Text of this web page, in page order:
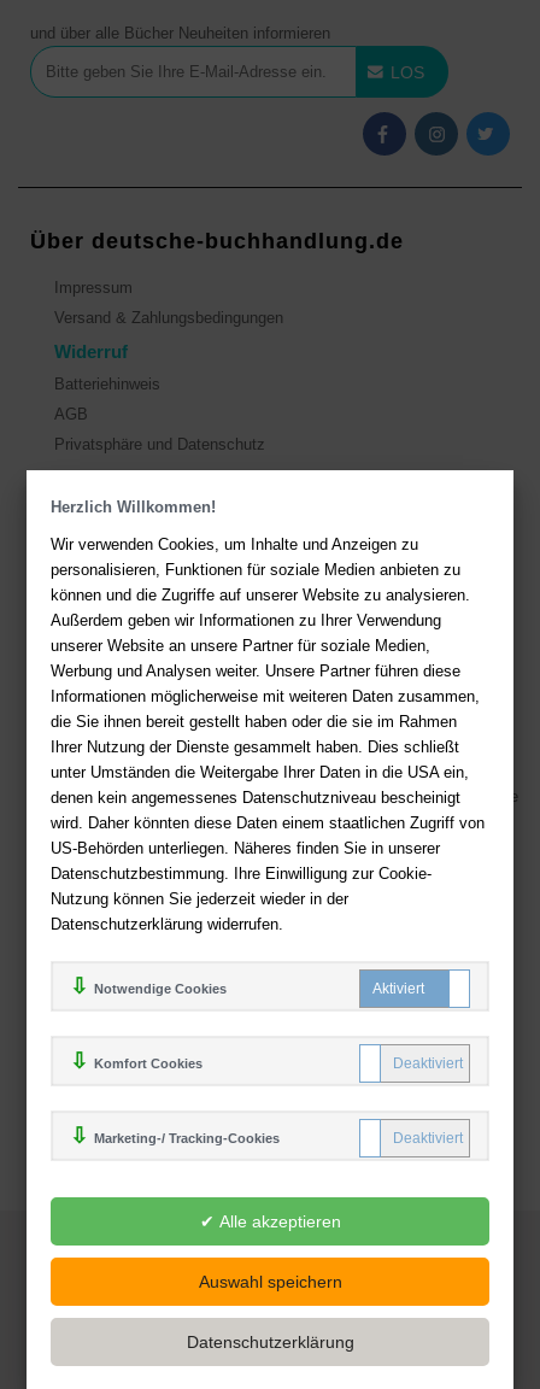
Herzlich Willkommen!
Wir verwenden Cookies, um Inhalte und Anzeigen zu
personalisieren, Funktionen für soziale Medien anbieten zu
können und die Zugriffe auf unserer Website zu analysieren.
Außerdem geben wir Informationen zu Ihrer Verwendung
unserer Website an unsere Partner für soziale Medien,
Werbung und Analysen weiter. Unsere Partner führen diese
Informationen möglicherweise mit weiteren Daten zusammen,
die Sie ihnen bereit gestellt haben oder die sie im Rahmen
Ihrer Nutzung der Dienste gesammelt haben. Dies schließt
unter Umständen die Weitergabe Ihrer Daten in die USA ein,
denen kein angemessenes Datenschutzniveau bescheinigt
wird. Daher könnten diese Daten einem staatlichen Zugriff von
US-Behörden unterliegen. Näheres finden Sie in unserer
Datenschutzbestimmung. Ihre Einwilligung zur Cookie-
Nutzung können Sie jederzeit wieder in der
Datenschutzerklärung widerrufen.
Notwendige Cookies
Komfort Cookies
Marketing-/ Tracking-Cookies
und über alle Bücher Neuheiten informieren
LOS
Über deutsche-buchhandlung.de
Impressum
Versand & Zahlungsbedingungen
Widerruf
Batteriehinweis
AGB
Privatsphäre und Datenschutz
Kontakt
Hier finden Sie Antworten auf häufig gestellte
Fragen.
Fragen per E-Mail:service@deutsche-buchhandlung.de
Telefon: +49 (0)511 - 982 684 41
Ihre Vorteile bei uns
Kostenloser Versand ab 36,- EUR Bestellwert
Sicherer Online Shop und Zahlung mit SSL-Verschlüsselung
Viele Zahlungsmethoden wie PayPal, Amazon Payment, Vorkasse
Zahlweisen
Deutsche-Buchhandlung.de
www.deutsche-buchhandlung.de ist ein Angebot der
Powered by Inooga